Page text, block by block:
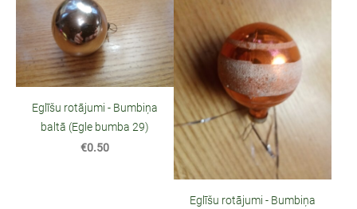
Eglīšu rotājumi - Bumbiņa
baltā (Egle bumba 29)
€0.50
Eglīšu rotājumi - Bumbiņa